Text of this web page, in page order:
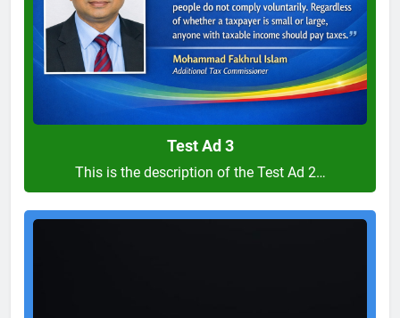
Test Ad 3
This is the description of the Test Ad 2…